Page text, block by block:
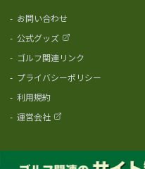
- お問い合わせ
- 公式グッズ
- ゴルフ関連リンク
- プライバシーポリシー
- 利用規約
- 運営会社